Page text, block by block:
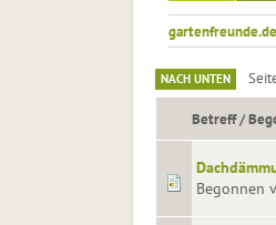
NACH UNTEN
Betreff/
Begonnen